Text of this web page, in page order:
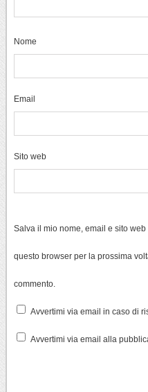
Nome
Email
Sito web
Salva il mio nome, email e sito web
questo browser per la prossima
commento.
Avvertimi via email in caso di
Avvertimi via email alla